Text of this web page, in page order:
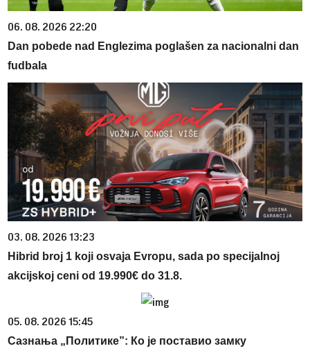
06. 08. 2026 22:20
Dan pobede nad Englezima poglašen za nacionalni dan
fudbala
03. 08. 2026 13:23
Hibrid broj 1 koji osvaja Evropu, sada po specijalnoj
akcijskoj ceni od 19.990€ do 31.8.
05. 08. 2026 15:45
Сазнања „Политике”: Ко је поставио замку